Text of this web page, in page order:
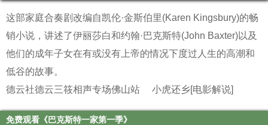
这部家庭合奏剧改编自凯伦·金斯伯里(Karen Kingsbury)的畅
销小说，讲述了伊丽莎白和约翰·巴克斯特(John Baxter)以及
他们的成年子女在有或没有上帝的情况下度过人生的高潮和
低谷的故事。
德云社德云三筱相声专场佛山站
小虎还乡[电影解说]
免费观看《巴克斯特一家第一季》